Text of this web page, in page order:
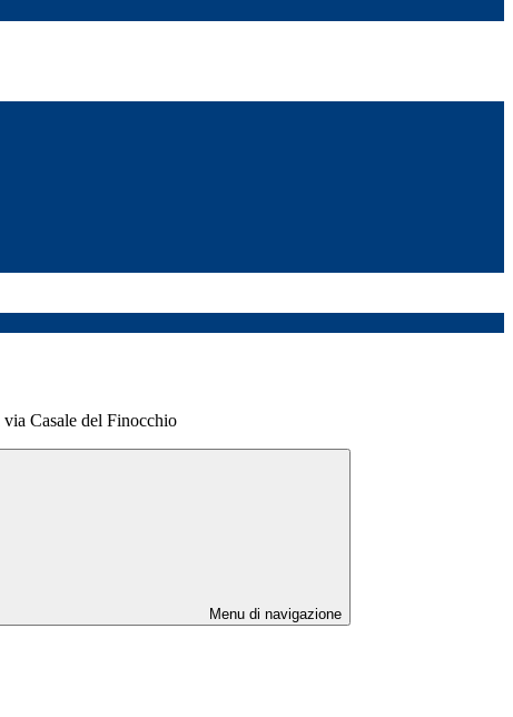
Casale del Finocchio
Menu di navigazione